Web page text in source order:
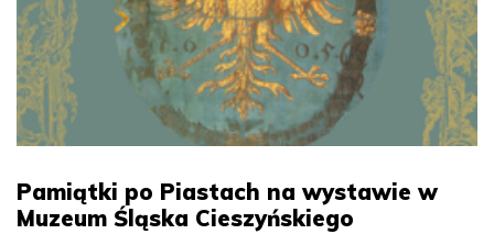
Pamiątki po Piastach na wystawie w
Muzeum Śląska Cieszyńskiego